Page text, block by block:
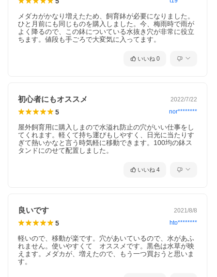
せについて ださい。
ジェックスサービスセンター
ＴＥＬ：０７２−９６６−００５４
メダカがかなり増えたため、飼育鉢が必要になりました。
ひと月前にも同じものを購入しました。今、梅雨時で雨が
よく降るので、この鉢についている水抜き穴が非常に役立
ちます。値段も手ごろで大変気に入ってます。
いいね 0
初心者にもオススメ 2022/7/22
5 nor********
屋外飼育用に購入しまので水溢れ防止の穴がいい仕事をし
てくれます。軽くて持ち運びもしやすく、日光に当たりす
ぎて熱いかなと言う時気軽に移動できます。100均の鉢ス
タンドにのせて配置しました。
いいね 4
良いです 2021/8/8
5 hto********
軽いので、移動が楽です。穴があいているので、水があふ
れません。使いやすくて　オススメです。黒色は水草が映
えます。メダカが、増えたので、もう一つ買おうと思いま
す。